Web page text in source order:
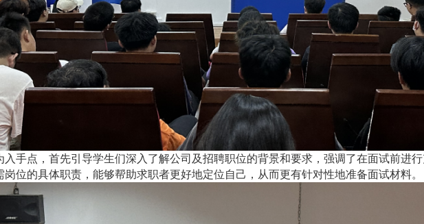
入手点，首先引导学生们深入了解公司及招聘职位的背景和要求，强调了在面试前进
位的具体职责，能够帮助求职者更好地定位自己，从而更有针对性地准备面试材料。